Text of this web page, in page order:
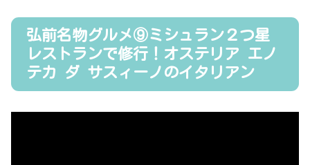
弘前名物グルメ⑨ミシュラン２つ星
レストランで修行！オステリア エノ
テカ ダ サスィーノのイタリアン